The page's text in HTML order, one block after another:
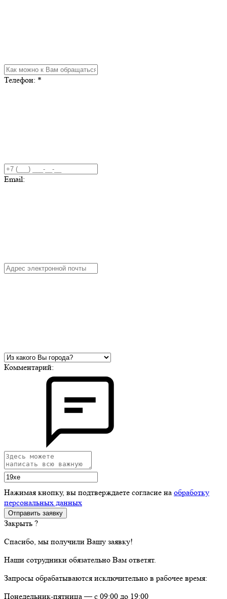
Телефон: *
Email:
Комментарий:
Нажимая кнопку, вы подтверждаете согласие на обработку
персональных данных
Закрыть ?
Спасибо, мы получили Вашу заявку!
Наши сотрудники обязательно Вам ответят.
Запросы обрабатываются исключительно в рабочее время:
Понедельник-пятница — с 09:00 до 19:00